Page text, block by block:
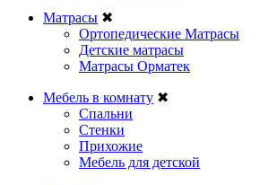
Матрасы ✖
Ортопедические Матрасы
Детские матрасы
Матрасы Орматек
Мебель в комнату ✖
Спальни
Стенки
Прихожие
Мебель для детской